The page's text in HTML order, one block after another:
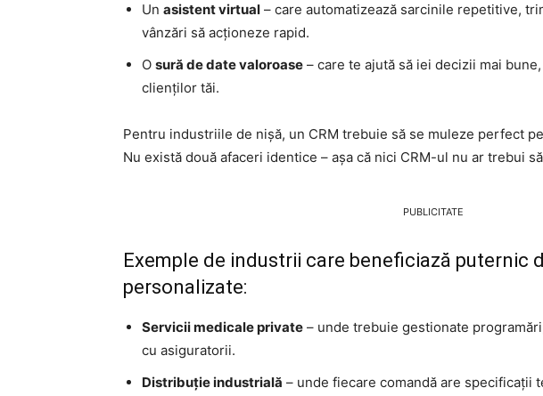
Un asistent virtual – care automatizează sarcinile repetitive,
vânzări să acționeze rapid.
O sură de date valoroase – care te ajută să iei decizii mai
clienților tăi.
Pentru industriile de nișă, un CRM trebuie să se muleze perfect
Nu există două afaceri identice – așa că nici CRM-ul nu ar trebui
PUBLICITATE
Exemple de industrii care beneficiază puternic
personalizate:
Servicii medicale private – unde trebuie gestionate
cu asiguratorii.
Distribuție industrială – unde fiecare comandă are specificații